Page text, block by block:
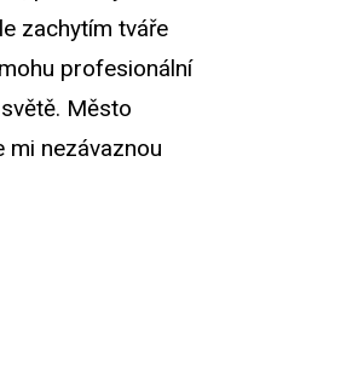
zachytím tváře
profesionální
Město
mi nezávaznou